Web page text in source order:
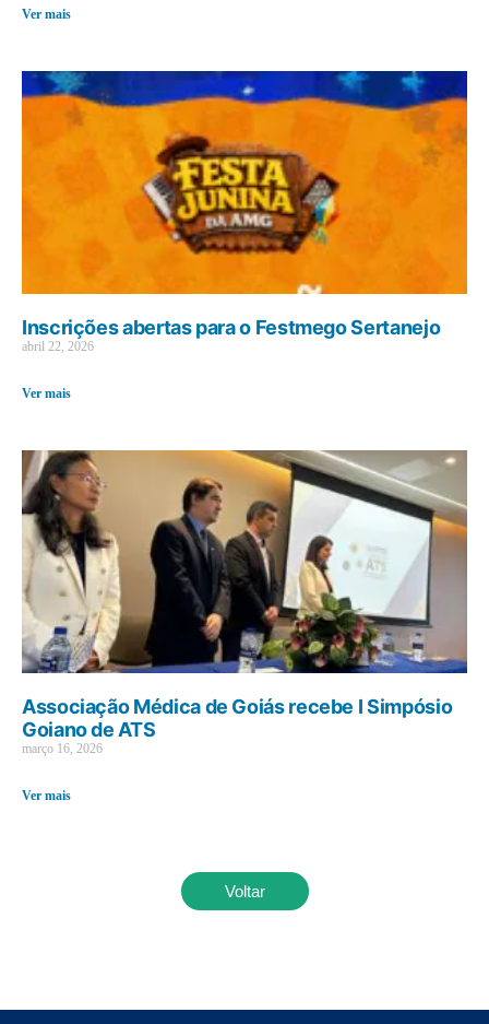
Ver mais
Inscrições abertas para o Festmego Sertanejo
abril 22, 2026
Ver mais
Associação Médica de Goiás recebe I Simpósio
Goiano de ATS
março 16, 2026
Ver mais
Voltar